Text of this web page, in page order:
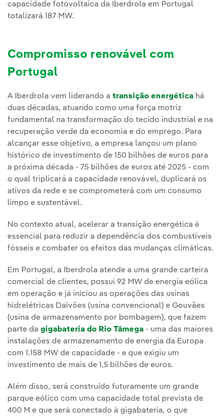
capacidade fotovoltaica da Iberdrola em Portugal
totalizará 187 MW.
Compromisso renovável com
Portugal
A Iberdrola vem liderando a transição energética há
duas décadas, atuando como uma força motriz
fundamental na transformação do tecido industrial e na
recuperação verde da economia e do emprego. Para
alcançar esse objetivo, a empresa lançou um plano
histórico de investimento de 150 bilhões de euros para
a próxima década - 75 bilhões de euros até 2025 - com
o qual triplicará a capacidade renovável, duplicará os
ativos da rede e se comprometerá com um consumo
limpo e sustentável.
No contexto atual, acelerar a transição energética é
essencial para reduzir a dependência dos combustíveis
fósseis e combater os efeitos das mudanças climáticas.
Em Portugal, a Iberdrola atende a uma grande carteira
comercial de clientes, possui 92 MW de energia eólica
em operação e já iniciou as operações das usinas
hidrelétricas Daivões (usina convencional) e Gouvães
(usina de armazenamento por bombagem), que fazem
parte da gigabateria do Rio Tâmega - uma das maiores
instalações de armazenamento de energia da Europa
com 1.158 MW de capacidade - e que exigiu um
investimento de mais de 1,5 bilhões de euros.
Além disso, será construído futuramente um grande
parque eólico com uma capacidade total prevista de
400 M e que será conectado à gigabateria, o que